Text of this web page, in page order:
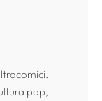
pop,